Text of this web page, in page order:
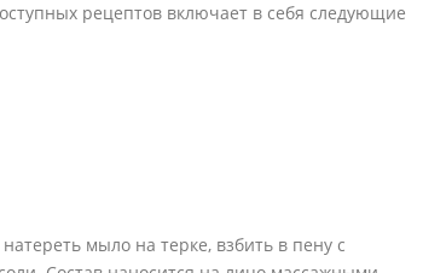
рецептов включает в себя следующие
мыло на терке, взбить в пену с